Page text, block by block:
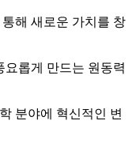
해 새로운 가치를 창
롭게 만드는 원동력
분야에 혁신적인 변